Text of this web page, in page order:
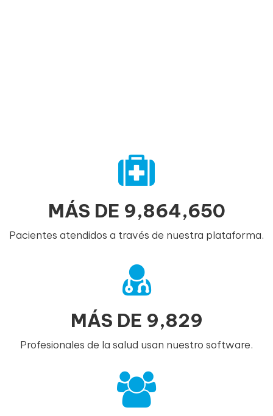
MÁS DE 9,864,650
Pacientes atendidos a través de nuestra plataforma.
MÁS DE 9,829
Profesionales de la salud usan nuestro software.